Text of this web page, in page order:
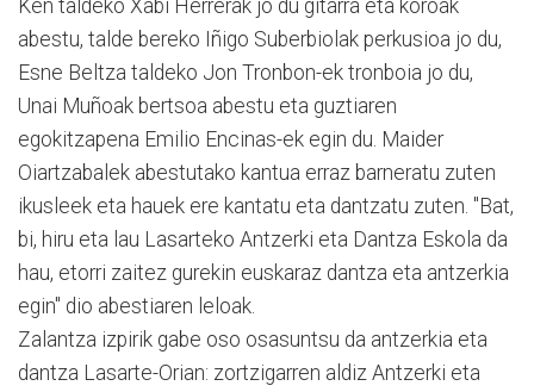
Ken taldeko Xabi Herrerak jo du gitarra eta koroak
abestu, talde bereko Iñigo Suberbiolak perkusioa jo du,
Esne Beltza taldeko Jon Tronbon-ek tronboia jo du,
Unai Muñoak bertsoa abestu eta guztiaren
egokitzapena Emilio Encinas-ek egin du. Maider
Oiartzabalek abestutako kantua erraz barneratu zuten
ikusleek eta hauek ere kantatu eta dantzatu zuten. "Bat,
bi, hiru eta lau Lasarteko Antzerki eta Dantza Eskola da
hau, etorri zaitez gurekin euskaraz dantza eta antzerkia
egin" dio abestiaren leloak.
Zalantza izpirik gabe oso osasuntsu da antzerkia eta
dantza Lasarte-Orian: zortzigarren aldiz Antzerki eta